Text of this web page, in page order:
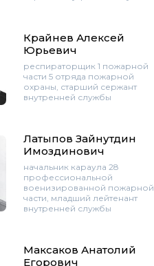
Крайнев Алексей
Юрьевич
респираторщик 1 пожарной
части 5 отряда пожарной
охраны, старший сержант
внутренней службы
Латыпов Зайнутдин
Имоздинович
начальник караула 28
профессиональной
военизированной пожарной
части, младший лейтенант
внутренней службы
Максаков Анатолий
Егорович